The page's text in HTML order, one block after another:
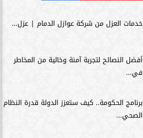
خدمات العزل من شركة عوازل الدمام | عزل...
أفضل النصائح لتجربة آمنة وخالية من المخاطر
في...
برنامج الحكومة.. كيف ستعزز الدولة قدرة النظام
الصحي...